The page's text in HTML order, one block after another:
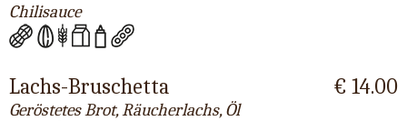
Chilisauce
Lachs-Bruschetta
Geröstetes Brot, Räucherlachs, Öl
€ 14.00